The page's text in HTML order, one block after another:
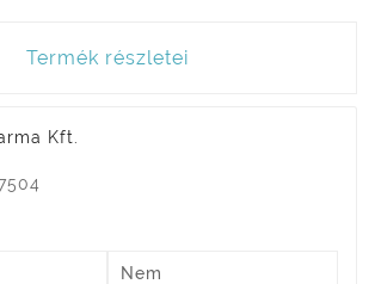
Termék részletei
Kft.
Nem